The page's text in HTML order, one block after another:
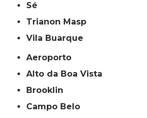
Sé
Trianon Masp
Vila Buarque
Aeroporto
Alto da Boa Vista
Brooklin
Campo Belo